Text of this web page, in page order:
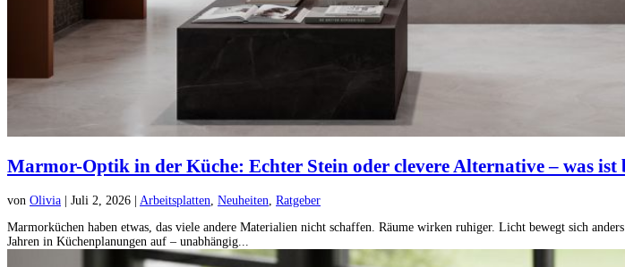
Marmor-Optik in der Küche: Echter Stein oder clevere Alternative – was ist
von Olivia Juli 2, 2026 Arbeitsplatten Neuheiten Ratgeber
Marmorküchen haben etwas, das viele andere Materialien nicht schaffen. Räume wirken ruhiger. Licht bewegt sich
Jahren in Küchenplanungen auf – unabhängig...